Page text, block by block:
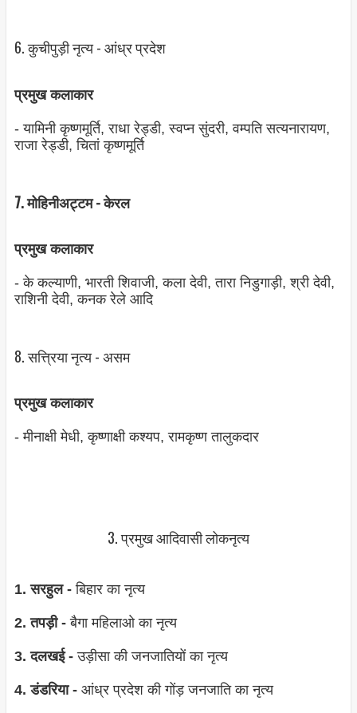
6. कुचीपुड़ी नृत्‍य - आंध्र प्रदेश
प्रमुख कलाकार
- यामिनी कृष्‍णमूर्ति, राधा रेड्डी, स्‍वप्‍न सुंदरी, वम्‍पति सत्‍यनारायण,
राजा रेड्डी, चितां कृष्‍णमूर्ति
7. मोहिनीअट्टम - केरल
प्रमुख कलाकार
- के कल्‍याणी, भारती शिवाजी, कला देवी, तारा निडुगाड़ी, श्री देवी,
राशिनी देवी, कनक रेले आदि
8. सत्त्रिया नृत्‍य - असम
प्रमुख कलाकार
- मीनाक्षी मेधी, कृष्‍णाक्षी कश्‍यप, रामकृष्‍ण तालुकदार
3. प्रमुख आदिवासी लोकनृत्‍य
1. सरहुल -बिहार का नृत्‍य
2. तपड़ी -बैगा महिलाओ का नृत्‍य
3. दलखई -उड़ीसा की जनजातियों का नृत्‍य
4. डंडरिया - आंध्र प्रदेश की गोंड़ जनजाति का नृत्‍य